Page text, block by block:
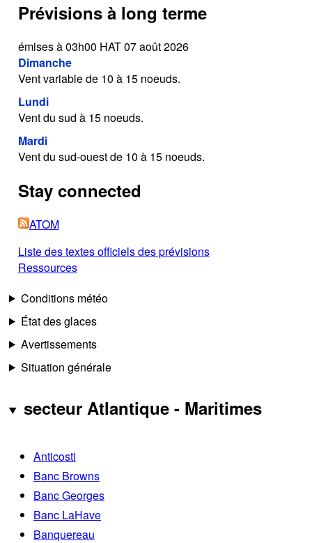
Prévisions à long terme
émises à 03h00 HAT 07 août 2026
Dimanche
Vent variable de 10 à 15 noeuds.
Lundi
Vent du sud à 15 noeuds.
Mardi
Vent du sud-ouest de 10 à 15 noeuds.
Stay connected
ATOM
Liste des textes officiels des prévisions
Ressources
Conditions météo
État des glaces
Avertissements
Situation générale
secteur Atlantique - Maritimes
Anticosti
Banc Browns
Banc Georges
Banc LaHave
Banquereau